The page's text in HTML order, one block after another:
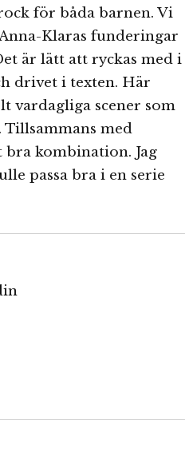
för båda barnen. Vi
Klaras funderingar
är lätt att ryckas med i
drivet i texten. Här
vardagliga scener som
med
kombination. Jag
passa bra i en serie